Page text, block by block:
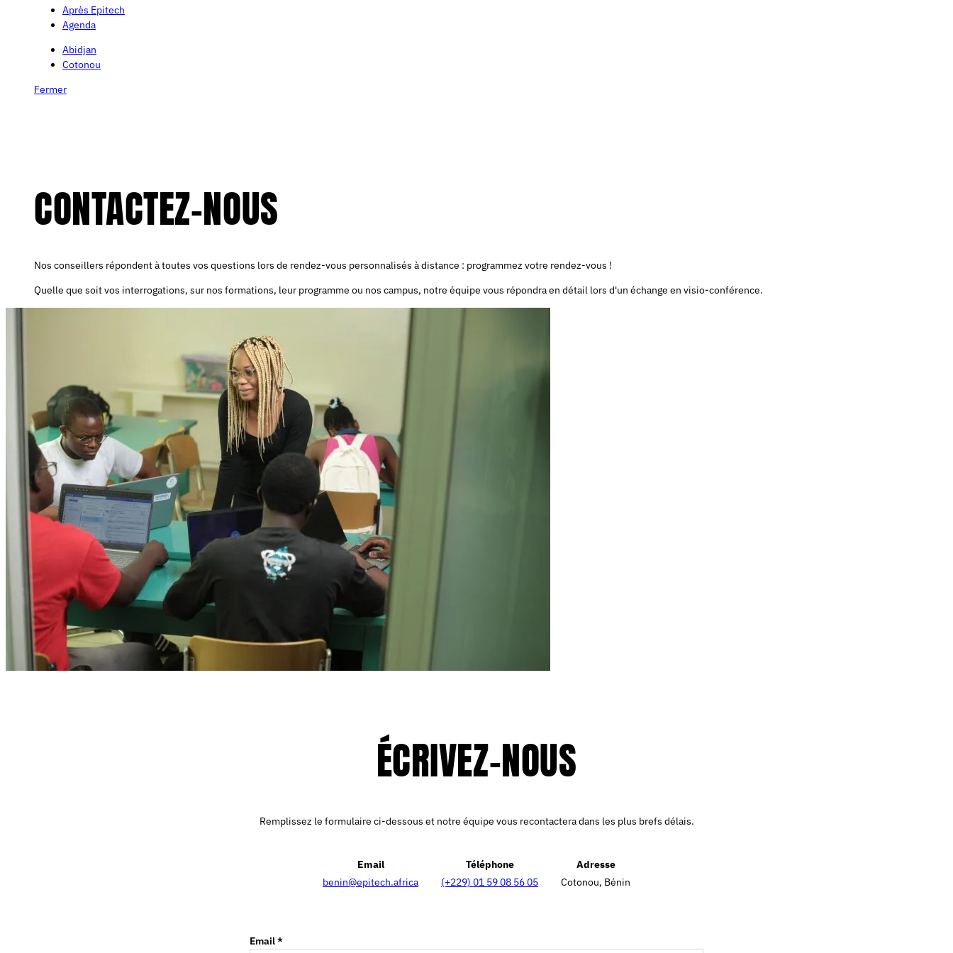
Après Epitech
Agenda
Abidjan
Cotonou
Fermer
CONTACTEZ-NOUS
Nos conseillers répondent à toutes vos questions lors de rendez-vous personnalisés à distance : programmez votre rendez-vous !
Quelle que soit vos interrogations, sur nos formations, leur programme ou nos campus, notre équipe vous répondra en détail lors d'un échange en visio-conférence.
ÉCRIVEZ-NOUS
Remplissez le formulaire ci-dessous et notre équipe vous recontactera dans les plus brefs délais.
Email
benin@epitech.africa
Téléphone
(+229) 01 59 08 56 05
Adresse
Cotonou, Bénin
Email *